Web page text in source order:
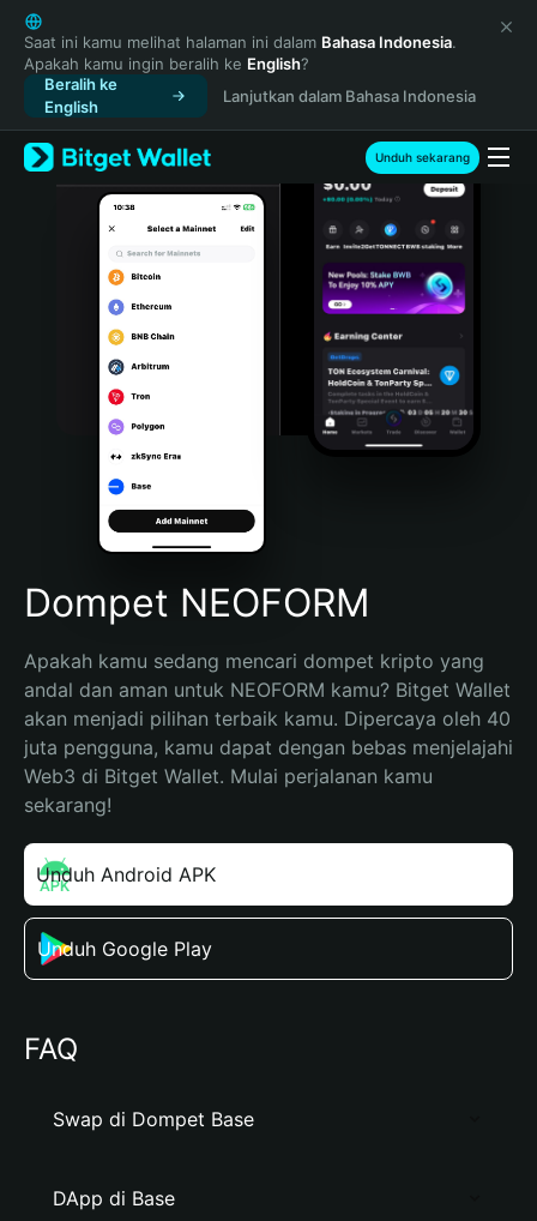
English
日本語
Tiếng Việt
Русский
Español (Latinoamérica)
Türkçe
Italiano
Português (Portugal)
Bahasa Indonesia
Português (Brasil)
Español (Argentina)
Saat ini kamu melihat halaman ini dalam Bahasa Indonesia.
Apakah kamu ingin beralih ke English?
Beralih ke
English
Lanjutkan dalam Bahasa Indonesia
Unduh sekarang
Dompet NEOFORM
Apakah kamu sedang mencari dompet kripto yang
andal dan aman untuk NEOFORM kamu? Bitget Wallet
akan menjadi pilihan terbaik kamu. Dipercaya oleh 40
juta pengguna, kamu dapat dengan bebas menjelajahi
Web3 di Bitget Wallet. Mulai perjalanan kamu
sekarang!
Unduh Android APK
Unduh Google Play
FAQ
Swap di Dompet Base
DApp di Base